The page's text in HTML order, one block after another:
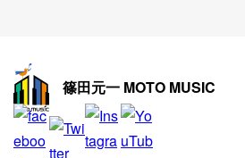
2025年9月
2025年8月
篠田元一 MOTO MUSIC